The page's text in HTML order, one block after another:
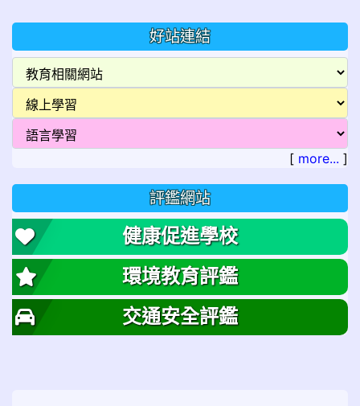
好站連結
[ more... ]
評鑑網站
健康促進學校
環境教育評鑑
交通安全評鑑